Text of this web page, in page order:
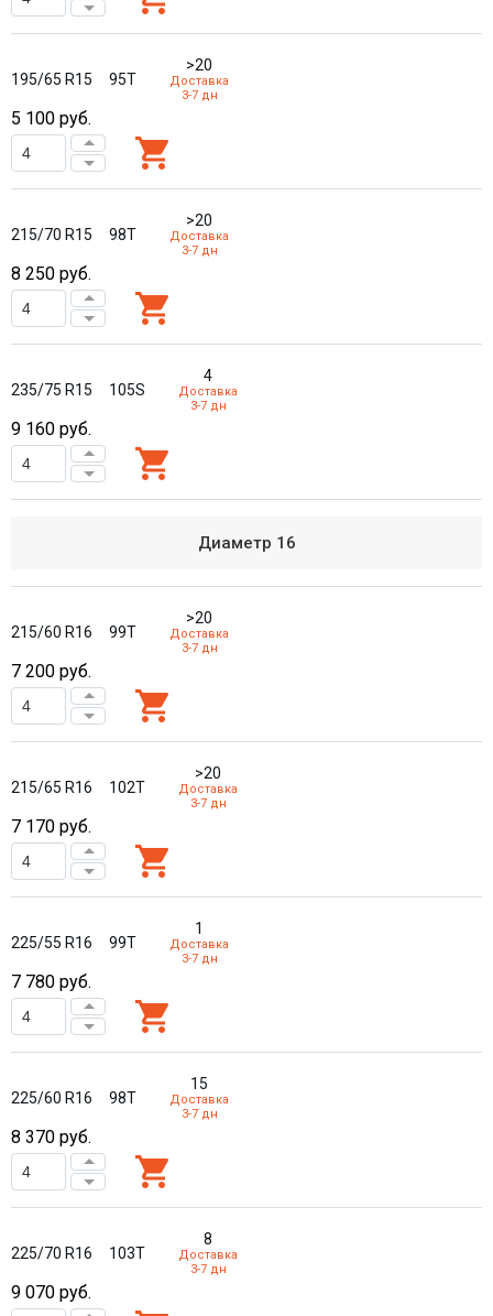
195/65 R15 95T
>20
Доставка
3-7 дн
5 100 руб.
215/70 R15 98T
>20
Доставка
3-7 дн
8 250 руб.
235/75 R15 105S
4
Доставка
3-7 дн
9 160 руб.
Диаметр 16
215/60 R16 99T
>20
Доставка
3-7 дн
7 200 руб.
215/65 R16 102T
>20
Доставка
3-7 дн
7 170 руб.
225/55 R16 99T
1
Доставка
3-7 дн
7 780 руб.
225/60 R16 98T
15
Доставка
3-7 дн
8 370 руб.
225/70 R16 103T
8
Доставка
3-7 дн
9 070 руб.